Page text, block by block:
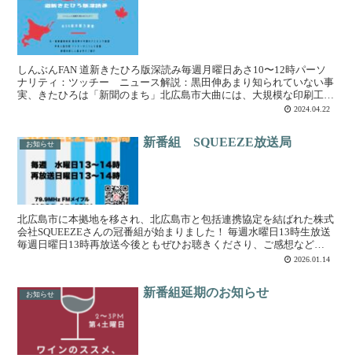
しんぶんFAN 道新きたひろ版深読み毎週月曜日あさ10〜12時パーソ
ナリティ：ツッチー ニュース解説：黒田伸あまり知られていない事
実、きたひろは「新聞のまち」北広島市大曲には、大規模な印刷工場
2024.04.22
お知らせ 新番組 SQUEEZE放送局
北広島市に本拠地を移され、北広島市と包括連携協定を結ばれた株式
会社SQUEEZEさんの冠番組が始まりました！ 毎週水曜日13時生放送
毎週日曜日13時再放送今後ともぜひお聴きくださり、ご感想などい
2026.01.14
お知らせ 新番組延期のお知らせ